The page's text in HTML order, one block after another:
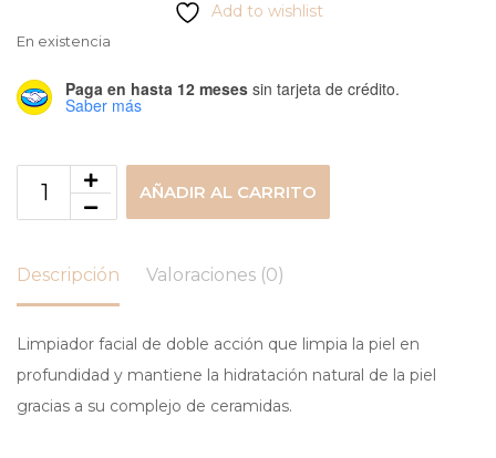
Add to wishlist
En existencia
Paga en hasta 12 meses sin tarjeta de crédito.
Saber más
AÑADIR AL CARRITO
Descripción Valoraciones (0)
Limpiador facial de doble acción que limpia la piel en
profundidad y mantiene la hidratación natural de la piel
gracias a su complejo de ceramidas.